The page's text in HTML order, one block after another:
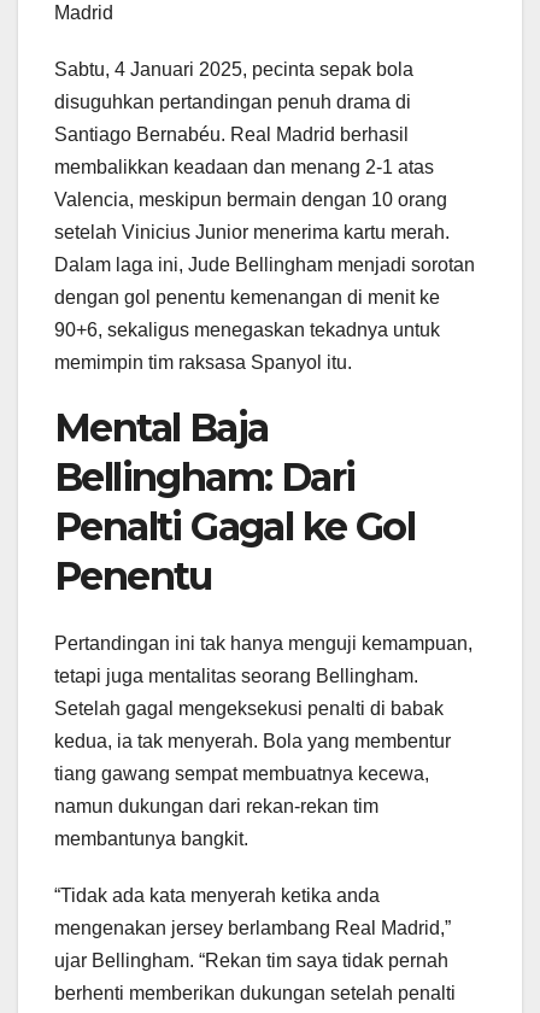
Madrid
Sabtu, 4 Januari 2025, pecinta sepak bola
disuguhkan pertandingan penuh drama di
Santiago Bernabéu. Real Madrid berhasil
membalikkan keadaan dan menang 2-1 atas
Valencia, meskipun bermain dengan 10 orang
setelah Vinicius Junior menerima kartu merah.
Dalam laga ini, Jude Bellingham menjadi sorotan
dengan gol penentu kemenangan di menit ke
90+6, sekaligus menegaskan tekadnya untuk
memimpin tim raksasa Spanyol itu.
Mental Baja
Bellingham: Dari
Penalti Gagal ke Gol
Penentu
Pertandingan ini tak hanya menguji kemampuan,
tetapi juga mentalitas seorang Bellingham.
Setelah gagal mengeksekusi penalti di babak
kedua, ia tak menyerah. Bola yang membentur
tiang gawang sempat membuatnya kecewa,
namun dukungan dari rekan-rekan tim
membantunya bangkit.
“Tidak ada kata menyerah ketika anda
mengenakan jersey berlambang Real Madrid,”
ujar Bellingham. “Rekan tim saya tidak pernah
berhenti memberikan dukungan setelah penalti